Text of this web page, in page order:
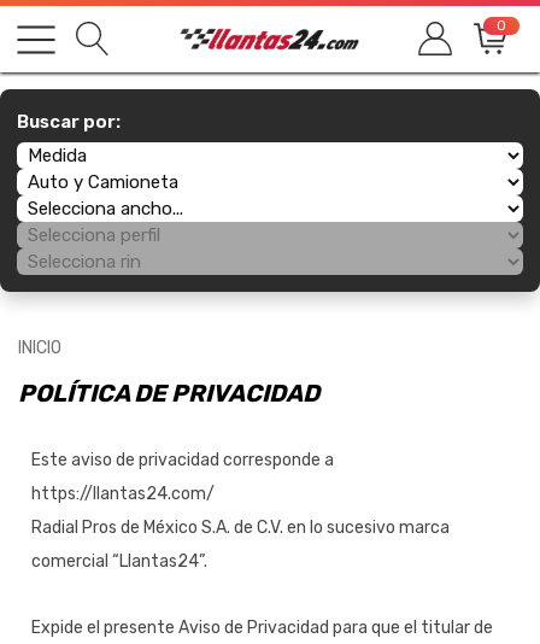
0
Buscar por:
INICIO
POLÍTICA DE PRIVACIDAD
Este aviso de privacidad corresponde a
https://llantas24.com/
Radial Pros de México S.A. de C.V. en lo sucesivo marca
comercial “Llantas24”.
Expide el presente Aviso de Privacidad para que el titular de